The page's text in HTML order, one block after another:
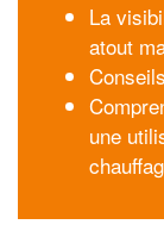
La
atout
une